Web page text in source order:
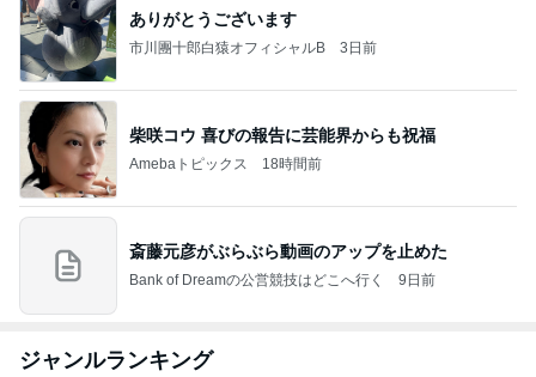
ありがとうございます
市川團十郎白猿オフィシャルB 3日前
柴咲コウ 喜びの報告に芸能界からも祝福
Amebaトピックス 18時間前
斎藤元彦がぶらぶら動画のアップを止めた
Bank of Dreamの公営競技はどこへ行く 9日前
ジャンルランキング